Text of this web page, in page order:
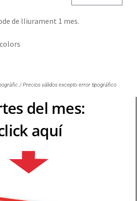
de lliurament 1 mes.
/ Precios válidos excepto error tipográfico
del mes:
aquí